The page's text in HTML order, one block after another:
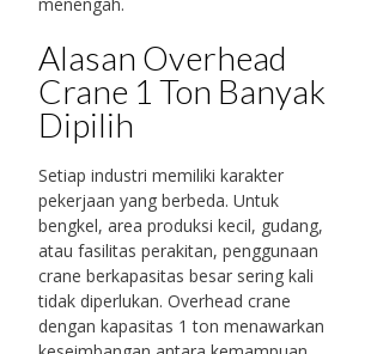
Alasan Overhead
Crane 1 Ton Banyak
Dipilih
Setiap industri memiliki karakter
pekerjaan yang berbeda. Untuk
bengkel, area produksi kecil, gudang,
atau fasilitas perakitan, penggunaan
crane berkapasitas besar sering kali
tidak diperlukan. Overhead crane
dengan kapasitas 1 ton menawarkan